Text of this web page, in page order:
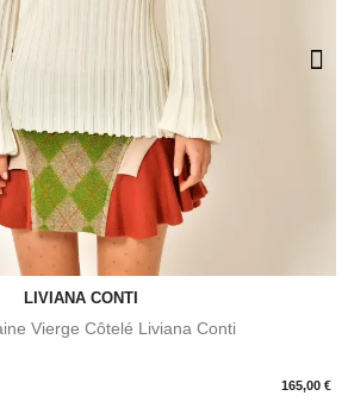
LIVIANA CONTI
Vierge Côtelé Liviana Conti
165,00 €